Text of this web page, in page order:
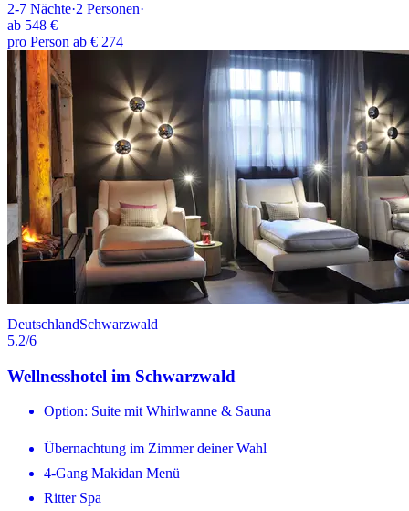
2-7 Nächte·2 Personen·
ab 548 €
pro Person ab € 274
DeutschlandSchwarzwald
5.2/6
Wellnesshotel im Schwarzwald
Option: Suite mit Whirlwanne & Sauna
Übernachtung im Zimmer deiner Wahl
4-Gang Makidan Menü
Ritter Spa